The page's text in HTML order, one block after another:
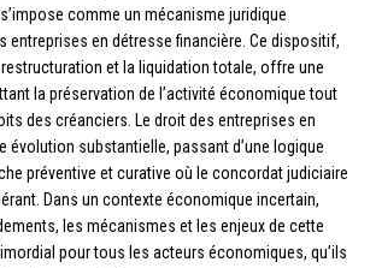
comme un mécanisme juridique
entreprises en détresse financière. Ce dispositif,
et la liquidation totale, offre une
la préservation de l’activité économique tout
des créanciers. Le droit des entreprises en
évolution substantielle, passant d’une logique
préventive et curative où le concordat judiciaire
Dans un contexte économique incertain,
les mécanismes et les enjeux de cette
pour tous les acteurs économiques, qu’ils